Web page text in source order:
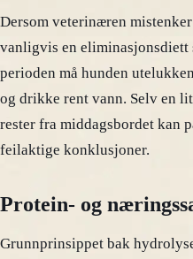
Dersom veterinæren
vanligvis en eliminasjonsdiett
perioden må hunden
og drikke rent vann. Selv en
rester fra middagsbordet kan
feilaktige konklusjoner.
Protein- og
Grunnprinsippet bak